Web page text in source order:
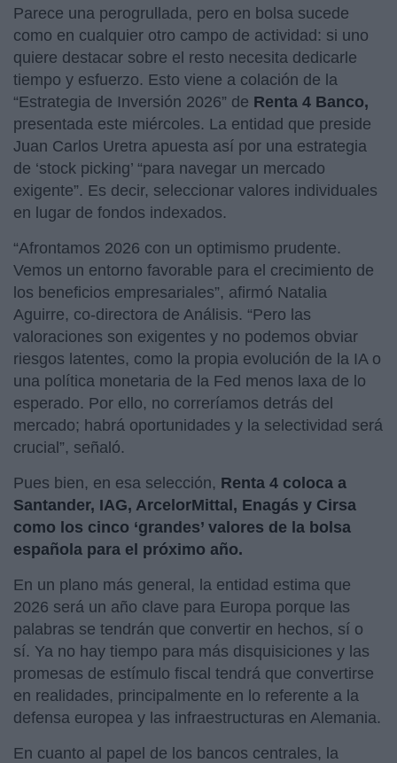
Parece una perogrullada, pero en bolsa sucede
como en cualquier otro campo de actividad: si uno
quiere destacar sobre el resto necesita dedicarle
tiempo y esfuerzo. Esto viene a colación de la
“Estrategia de Inversión 2026” de Renta 4 Banco,
presentada este miércoles. La entidad que preside
Juan Carlos Uretra apuesta así por una estrategia
de ‘stock picking’ “para navegar un mercado
exigente”. Es decir, seleccionar valores individuales
en lugar de fondos indexados.
“Afrontamos 2026 con un optimismo prudente.
Vemos un entorno favorable para el crecimiento de
los beneficios empresariales”, afirmó Natalia
Aguirre, co-directora de Análisis. “Pero las
valoraciones son exigentes y no podemos obviar
riesgos latentes, como la propia evolución de la IA o
una política monetaria de la Fed menos laxa de lo
esperado. Por ello, no correríamos detrás del
mercado; habrá oportunidades y la selectividad será
crucial”, señaló.
Pues bien, en esa selección, Renta 4 coloca a
Santander, IAG, ArcelorMittal, Enagás y Cirsa
como los cinco ‘grandes’ valores de la bolsa
española para el próximo año.
En un plano más general, la entidad estima que
2026 será un año clave para Europa porque las
palabras se tendrán que convertir en hechos, sí o
sí. Ya no hay tiempo para más disquisiciones y las
promesas de estímulo fiscal tendrá que convertirse
en realidades, principalmente en lo referente a la
defensa europea y las infraestructuras en Alemania.
En cuanto al papel de los bancos centrales, la